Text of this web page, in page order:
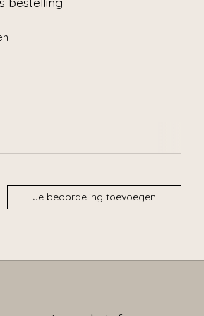
Je beoordeling toevoegen